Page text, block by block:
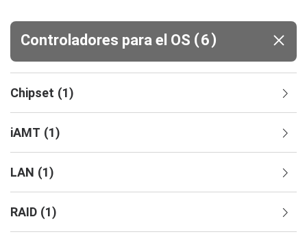
Controladores para el OS (6)
Chipset (1)
iAMT (1)
LAN (1)
RAID (1)